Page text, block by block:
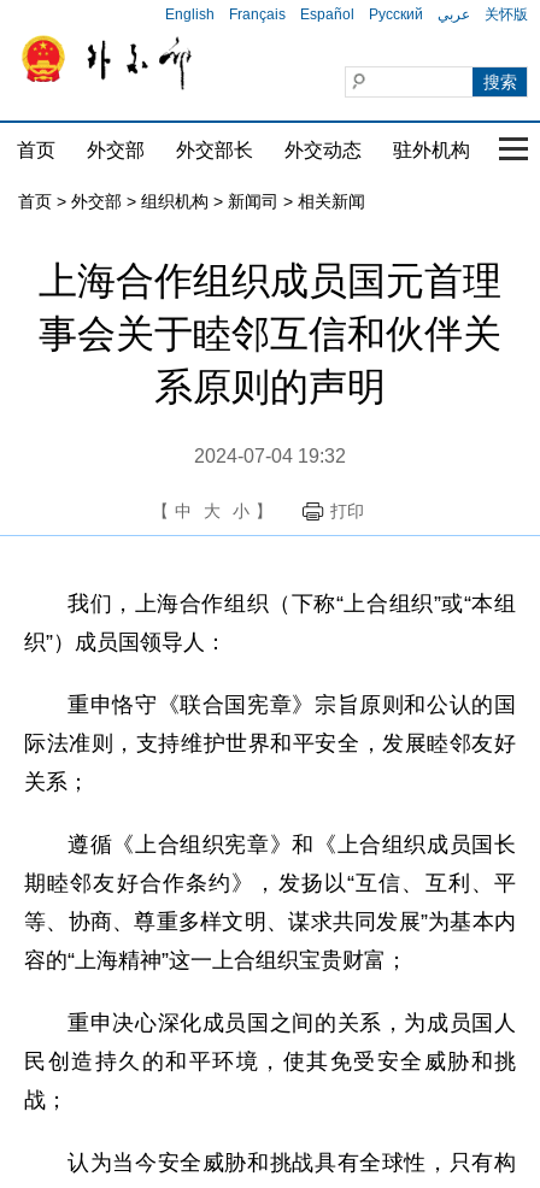
English Français Español Русский عربي 关怀版
首页 外交部 外交部长 外交动态 驻外机构 国
首页 > 外交部 > 组织机构 > 新闻司 > 相关新闻
上海合作组织成员国元首理
事会关于睦邻互信和伙伴关
系原则的声明
2024-07-04 19:32
【 中 大 小 】 打印
我们，上海合作组织（下称“上合组织”或“本组
织”）成员国领导人：
重申恪守《联合国宪章》宗旨原则和公认的国
际法准则，支持维护世界和平安全，发展睦邻友好
关系；
遵循《上合组织宪章》和《上合组织成员国长
期睦邻友好合作条约》，发扬以“互信、互利、平
等、协商、尊重多样文明、谋求共同发展”为基本内
容的“上海精神”这一上合组织宝贵财富；
重申决心深化成员国之间的关系，为成员国人
民创造持久的和平环境，使其免受安全威胁和挑
战；
认为当今安全威胁和挑战具有全球性，只有构